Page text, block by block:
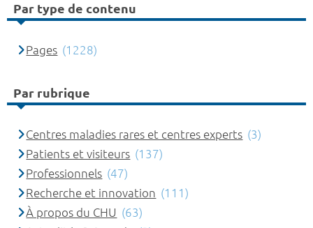
Par type de contenu
Pages (1228)
Par rubrique
Centres maladies rares et centres experts (3)
Patients et visiteurs (137)
Professionnels (47)
Recherche et innovation (111)
À propos du CHU (63)